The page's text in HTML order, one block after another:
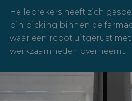
Hellebrekers heeft zich
bin picking binnen de
waar een robot uitgerust met
werkzaamheden overneemt.